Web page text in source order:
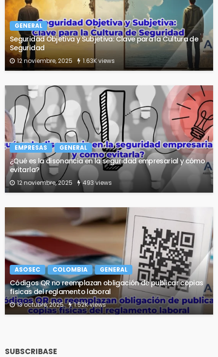
GENERAL
Seguridad Objetiva y Subjetiva: Clave para la Cultura de
Seguridad
12 noviembre, 2025 1.63K views
EMPRESAS GENERAL
¿Qué es la disonancia en la seguridad empresarial y cómo
evitarla?
12 noviembre, 2025 493 views
ASOSEC COLOMBIA GENERAL
Códigos QR no reemplazan obligación de publicar copias
físicas del reglamento laboral
13 octubre, 2025 1.52K views
SUBSCRIBASE